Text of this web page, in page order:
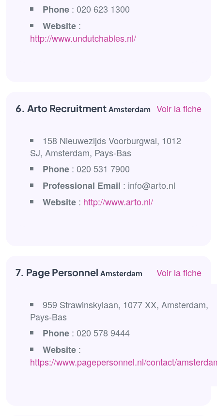
Phone : 020 623 1300
Website :
http://www.undutchables.nl/
Voir la fiche
6. Arto Recruitment Amsterdam
158 Nieuwezijds Voorburgwal, 1012
SJ, Amsterdam, Pays-Bas
Phone : 020 531 7900
Professional Email : info@arto.nl
Website : http://www.arto.nl/
Voir la fiche
7. Page Personnel Amsterdam
959 Strawinskylaan, 1077 XX, Amsterdam,
Pays-Bas
Phone : 020 578 9444
Website :
https://www.pagepersonnel.nl/contact/